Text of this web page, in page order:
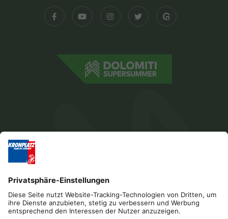
Impressum Datenschutz
Barrierefreiheitserklärung
Kontakt
Cookies